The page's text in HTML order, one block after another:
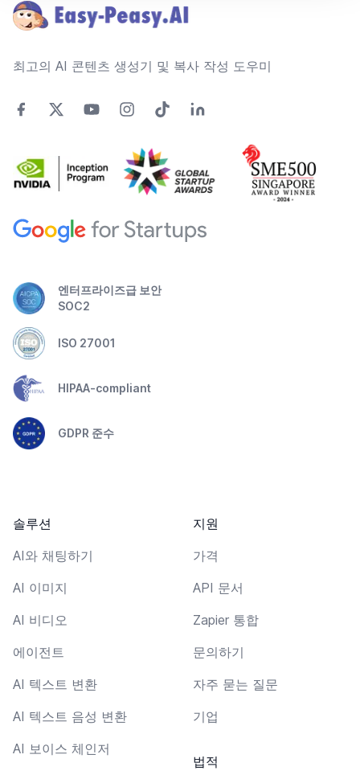
최고의 AI 콘텐츠 생성기 및 복사 작성 도우미
엔터프라이즈급 보안
SOC2
ISO 27001
HIPAA-compliant
GDPR 준수
솔루션
AI와 채팅하기
AI 이미지
AI 비디오
에이전트
AI 텍스트 변환
AI 텍스트 음성 변환
AI 보이스 체인저
지원
가격
API 문서
Zapier 통합
문의하기
자주 묻는 질문
기업
법적